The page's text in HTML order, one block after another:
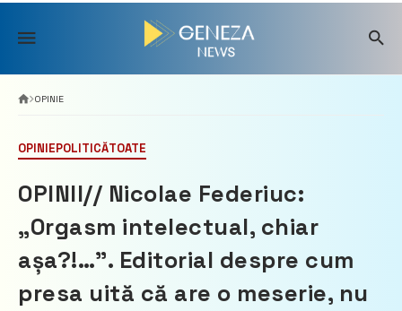
Skip
content
OPINIE
OPINIEPOLITICĂTOATE
OPINII// Nicolae Federiuc:
„Orgasm intelectual, chiar
așa?!…”. Editorial despre cum
presa uită că are o meserie, nu